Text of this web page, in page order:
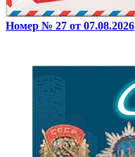
Номер № 27 от 07.08.2026